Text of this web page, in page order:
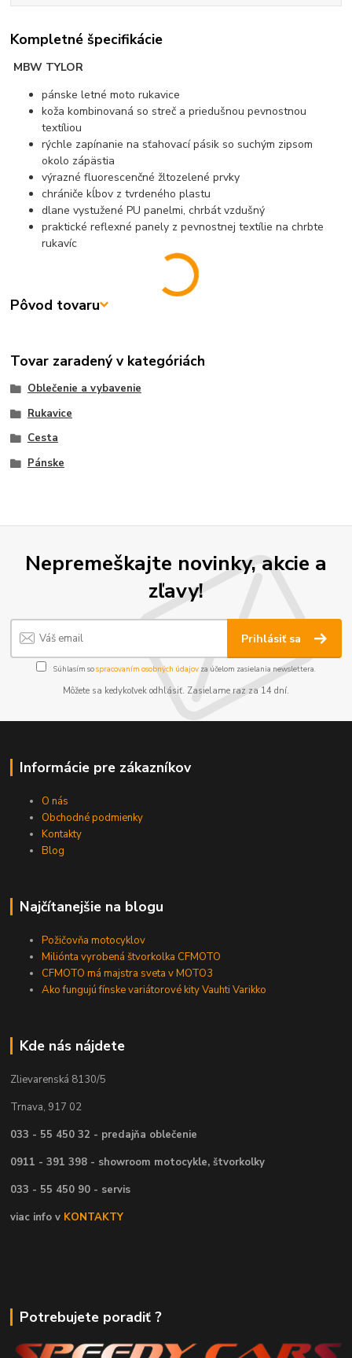
Kompletné špecifikácie
MBW TYLOR
pánske letné moto rukavice
koža kombinovaná so streč a priedušnou pevnostnou
textíliou
rýchle zapínanie na sťahovací pásik so suchým zipsom
okolo zápästia
výrazné fluorescenčné žltozelené prvky
chrániče kĺbov z tvrdeného plastu
dlane vystužené PU panelmi, chrbát vzdušný
praktické reflexné panely z pevnostnej textílie na chrbte
rukavíc
Pôvod tovaru
Tovar zaradený v kategóriách
Oblečenie a vybavenie
Rukavice
Cesta
Pánske
Nepremeškajte novinky, akcie a
zľavy!
Prihlásiť sa
Súhlasím sospracovaním osobných údajov za účelom zasielania newslettera.
Môžete sa kedykoľvek odhlásiť. Zasielame raz za 14 dní.
Informácie pre zákazníkov
O nás
Obchodné podmienky
Kontakty
Blog
Najčítanejšie na blogu
Požičovňa motocyklov
Miliónta vyrobená štvorkolka CFMOTO
CFMOTO má majstra sveta v MOTO3
Ako fungujú fínske variátorové kity Vauhti Varikko
Kde nás nájdete
Zlievarenská 8130/5
Trnava, 917 02
033 - 55 450 32 - predajňa oblečenie
0911 - 391 398 - showroom motocykle, štvorkolky
033 - 55 450 90 - servis
viac info v KONTAKTY
Potrebujete poradiť ?